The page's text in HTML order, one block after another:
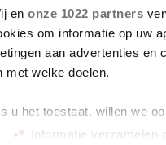
en onze 1022 partners
om informatie op uw
aan advertenties en
met welke doelen.
u het toestaat, willen we
Informatie verzamelen